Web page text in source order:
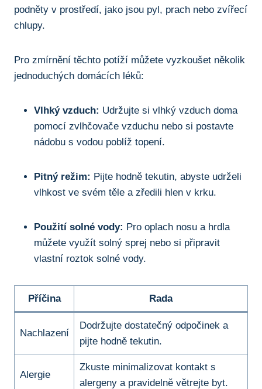
podněty v prostředí, jako ‍jsou pyl, prach nebo zvířecí
chlupy.
Pro zmírnění těchto potíží můžete ⁣vyzkoušet několik
jednoduchých domácích léků:
Vlhký vzduch: Udržujte si vlhký vzduch doma
pomocí zvlhčovače vzduchu nebo si ⁤postavte
⁤nádobu s vodou ⁣poblíž topení.
Pitný režim: Pijte hodně tekutin, abyste udrželi
vlhkost ‍ve svém‌ těle⁣ a zředili hlen v krku.
Použití solné​ vody: Pro oplach nosu a‌ hrdla
můžete ⁣využít solný sprej nebo si připravit
vlastní roztok solné ‍vody.
Příčina Rada
Nachlazení
Dodržujte dostatečný ​odpočinek a
pijte hodně tekutin.
Alergie
Zkuste ⁤minimalizovat kontakt s
alergeny a pravidelně⁣ větrejte byt.